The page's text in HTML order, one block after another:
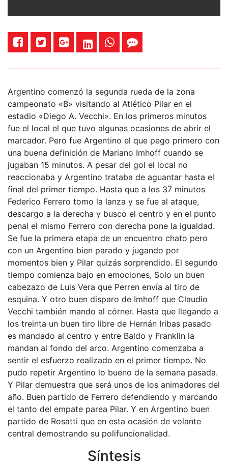
Argentino comenzó la segunda rueda de la zona
campeonato «B» visitando al Atlético Pilar en el
estadio «Diego A. Vecchi». En los primeros minutos
fue el local el que tuvo algunas ocasiones de abrir el
marcador. Pero fue Argentino el que pego primero con
una buena definición de Mariano Imhoff cuando se
jugaban 15 minutos. A pesar del gol el local no
reaccionaba y Argentino trataba de aguantar hasta el
final del primer tiempo. Hasta que a los 37 minutos
Federico Ferrero tomo la lanza y se fue al ataque,
descargo a la derecha y busco el centro y en el punto
penal el mismo Ferrero con derecha pone la igualdad.
Se fue la primera etapa de un encuentro chato pero
con un Argentino bien parado y jugando por
momentos bien y Pilar quizás sorprendido. El segundo
tiempo comienza bajo en emociones, Solo un buen
cabezazo de Luis Vera que Perren envía al tiro de
esquina. Y otro buen disparo de Imhoff que Claudio
Vecchi también mando al córner. Hasta que llegando a
los treinta un buen tiro libre de Hernán Iribas pasado
es mandado al centro y entre Baldo y Franklin la
mandan al fondo del arco. Argentino comenzaba a
sentir el esfuerzo realizado en el primer tiempo. No
pudo repetir Argentino lo bueno de la semana pasada.
Y Pilar demuestra que será unos de los animadores del
año. Buen partido de Ferrero defendiendo y marcando
el tanto del empate parea Pilar. Y en Argentino buen
partido de Rosatti que en esta ocasión de volante
central demostrando su polifuncionalidad.
Síntesis